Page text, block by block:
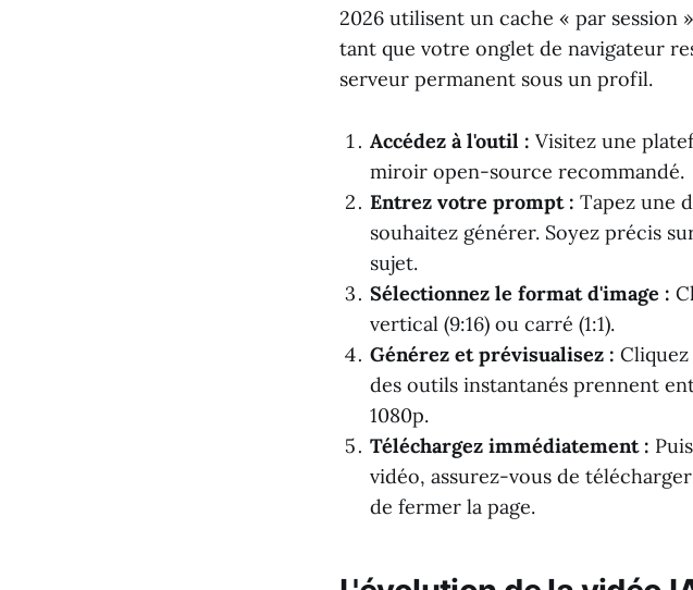
2026 utilisent un cache « par session
tant que votre onglet de navigateur
serveur permanent sous un profil.
Accédez à l'outil : Visitez une
miroir open-source recommandé.
Entrez votre prompt : Tapez une
souhaitez générer. Soyez précis
sujet.
Sélectionnez le format d'image :
vertical (9:16) ou carré (1:1).
Générez et prévisualisez :
des outils instantanés prennent
1080p.
Téléchargez immédiatement :
vidéo, assurez-vous de
de fermer la page.